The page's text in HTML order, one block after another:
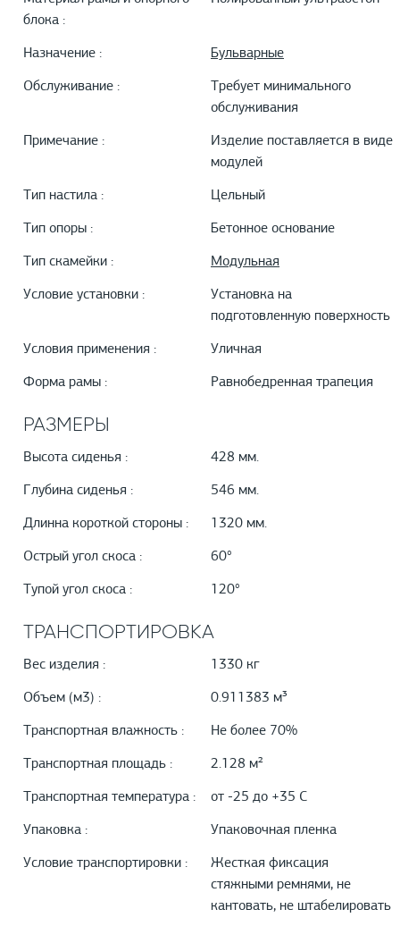
блока :
Назначение : Бульварные
Обслуживание :
Требует минимального
обслуживания
Примечание :
Изделие поставляется в виде
модулей
Тип настила : Цельный
Тип опоры : Бетонное основание
Тип скамейки : Модульная
Условие установки :
Установка на
подготовленную поверхность
Условия применения : Уличная
Форма рамы : Равнобедренная трапеция
РАЗМЕРЫ
Высота сиденья : 428 мм.
Глубина сиденья : 546 мм.
Длинна короткой стороны : 1320 мм.
Острый угол скоса : 60°
Тупой угол скоса : 120°
ТРАНСПОРТИРОВКА
Вес изделия : 1330 кг
Объем (м3) : 0.911383 м³
Транспортная влажность : Не более 70%
Транспортная площадь : 2.128 м²
Транспортная температура : от -25 до +35 С
Упаковка : Упаковочная пленка
Условие транспортировки :
Жесткая фиксация
стяжными ремнями, не
кантовать, не штабелировать